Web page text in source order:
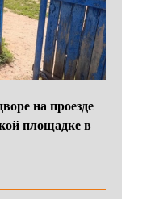
на проезде
площадке в